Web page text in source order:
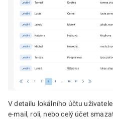
V detailu lokálního účtu
e-mail, roli, nebo celý účet